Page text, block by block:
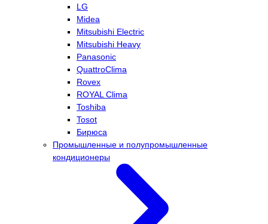
LG
Midea
Mitsubishi Electric
Mitsubishi Heavy
Panasonic
QuattroClima
Rovex
ROYAL Clima
Toshiba
Tosot
Бирюса
Промышленные и полупромышленные
кондиционеры